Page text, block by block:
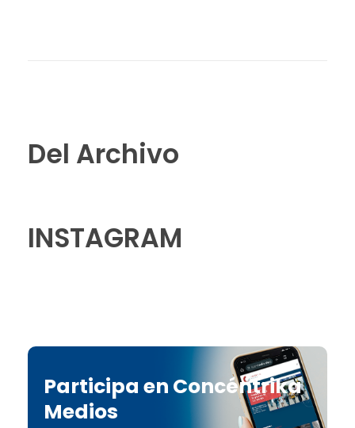
Del Archivo
INSTAGRAM
Participa en Concéntrika
Medios